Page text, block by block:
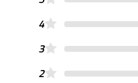
4
3
2